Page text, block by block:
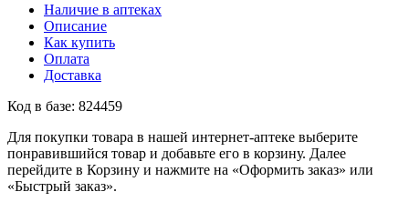
Наличие в аптеках
Описание
Как купить
Оплата
Доставка
Код в базе: 824459
Для покупки товара в нашей интернет-аптеке выберите
понравившийся товар и добавьте его в корзину. Далее
перейдите в Корзину и нажмите на «Оформить заказ» или
«Быстрый заказ».